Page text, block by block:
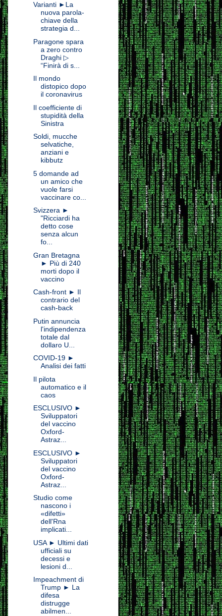
Varianti ►La
nuova parola-
chiave della
strategia d...
Paragone spara
a zero contro
Draghi ▷
“Finirà di s...
Il mondo
distopico dopo
il coronavirus
Il coefficiente di
stupidità della
Sinistra
Soldi, mucche
selvatiche,
anziani e
kibbutz
5 domande ad
un amico che
vuole farsi
vaccinare co...
Svizzera ►
"Ricciardi ha
detto cose
senza alcun
fo...
Gran Bretagna
► Più di 240
morti dopo il
vaccino
Cash-front ► Il
contrario del
cash-back
Putin annuncia
l'indipendenza
totale dal
dollaro U...
COVID-19 ►
Analisi dei fatti
Il pilota
automatico e il
caos
ESCLUSIVO ►
Sviluppatori
del vaccino
Oxford-
Astraz...
ESCLUSIVO ►
Sviluppatori
del vaccino
Oxford-
Astraz...
Studio come
nascono i
«difetti»
dell'Rna
implicati...
USA ► Ultimi dati
ufficiali su
decessi e
lesioni d...
Impeachment di
Trump ► La
difesa
distrugge
abilmen...